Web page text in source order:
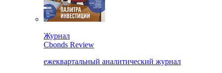
Журнал
Cbonds Review
ежеквартальный аналитический журнал